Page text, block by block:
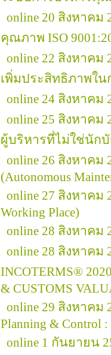
online 20 สิงหาค
คุณภาพ ISO
online 22 สิงหาค
เพิ่มประสิทธิภาพใน
online 24 สิงหาค
online 25 สิงหาคม
ผู้บริหารที่ไม่ใช่นัก
online 26 สิงหาคม
(Autonomous
online 27 สิงหาคม
Working Place)
online 28 สิงหาคม
online 28 สิงหาคม
INCOTERMS®
& CUSTOMS
online 29 สิงหาคม
Planning & Control :
online 1 กันยายน